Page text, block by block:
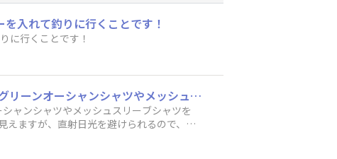
入れて釣りに行くことです！​
に行くことです！​
僕の暑さ対策🫠​真夏の釣りでは、肌を出さないことを意識しています。普段はDAIWAのグリーンオーシャンシャツやメッシュスリーブシャツを着用し、インナーにはDAIWAのICEDRYシリーズのシャツとタイツを合わせています。一見暑そうに見えますが、直射日光を避けられるので、半袖より快適に感じることも多く、日焼け対策や疲労軽減にもつながっています。もちろん、こまめな水分・塩分補給や無理をしないことも大切です。暑い日は「釣ること」よりも「安全に帰ること」を優先するようにしています。皆さんは夏の釣りでどんな暑さ対策をされていますか？おすすめのウェアや工夫があれば、ぜひ教えてください！​
ャンシャツやメッシュスリーブシャツを
えますが、直射日光を避けられるので、半
・塩分補給や無理をしないことも大切
でどんな暑さ対策をされていますか？